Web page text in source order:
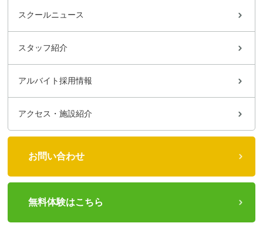
スクールニュース
スタッフ紹介
アルバイト採用情報
アクセス・施設紹介
お問い合わせ
無料体験はこちら